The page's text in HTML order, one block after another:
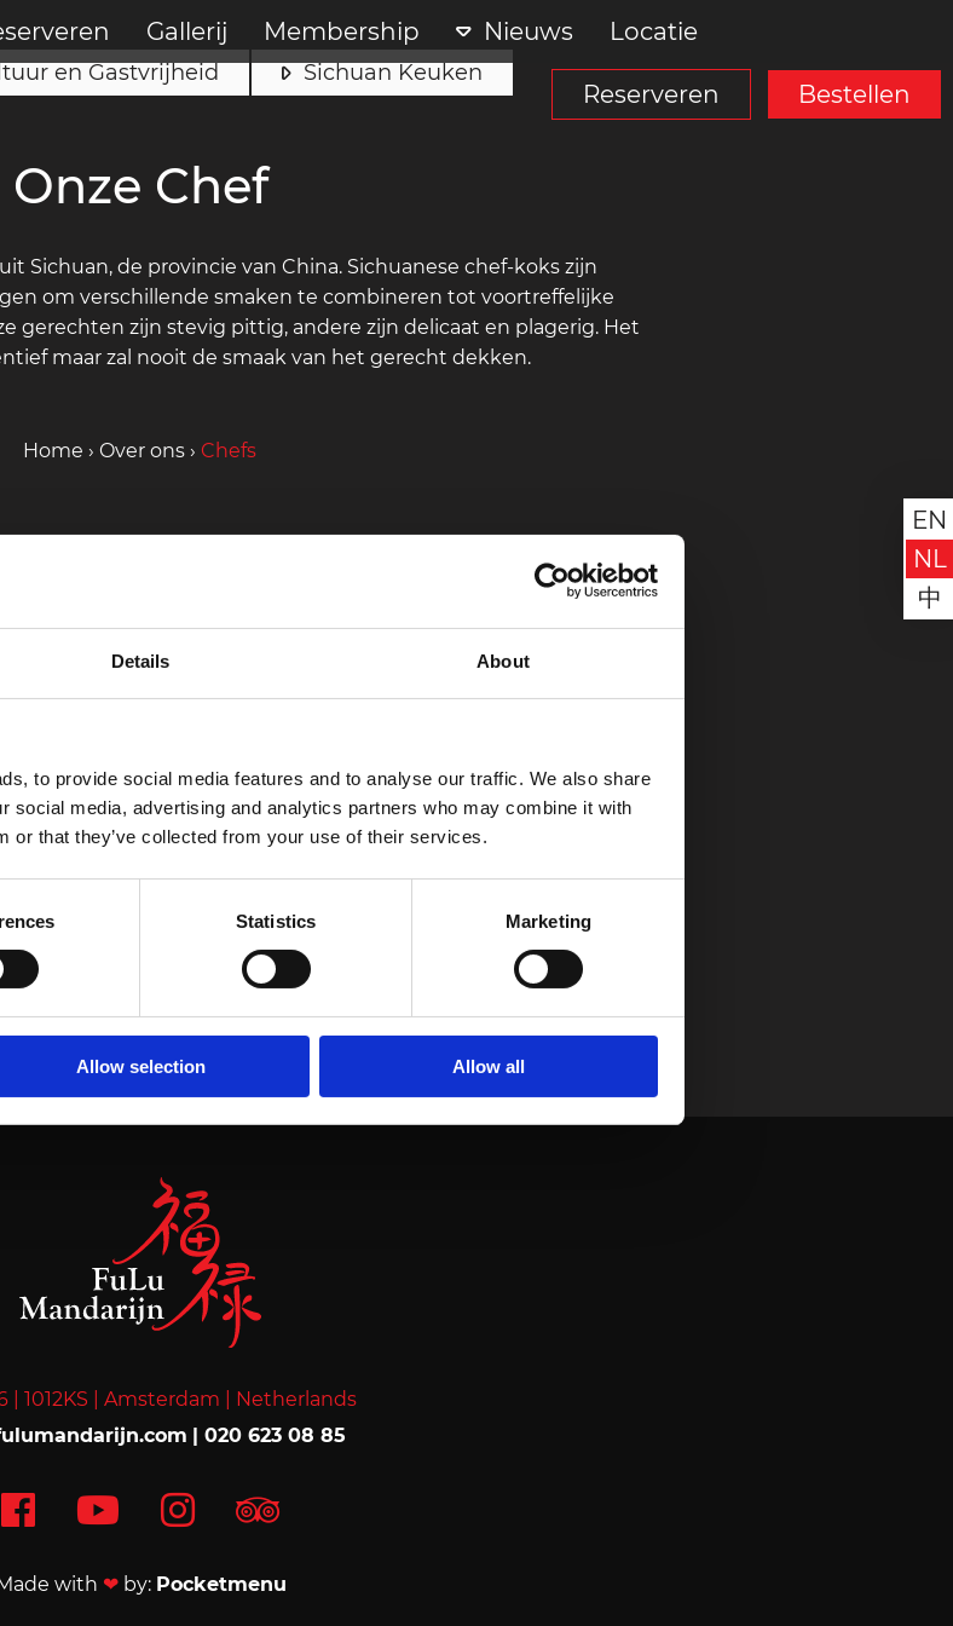
Details About
to provide social media features and to analyse our traffic. We also share
social media, advertising and analytics partners who may combine it with
or that they’ve collected from your use of their services.
Statistics Marketing
Allow selection Allow all
Reserveren Bestellen
EN
NL
中
Gallerij Membership Nieuws Locatie
en Gastvrijheid Sichuan Keuken
Onze Chef
Sichuan, de provincie van China. Sichuanese chef-koks zijn
om verschillende smaken te combineren tot voortreffelijke
gerechten zijn stevig pittig, andere zijn delicaat en plagerig. Het
maar zal nooit de smaak van het gerecht dekken.
Home ›Over ons › Chefs
| 1012KS | Amsterdam |
Netherlands
| 020 623 08 85
with ❤by: Pocketmenu